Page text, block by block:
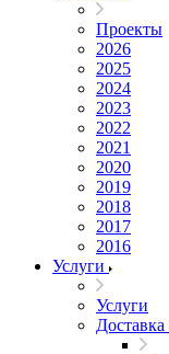
Проекты
2026
2025
2024
2023
2022
2021
2020
2019
2018
2017
2016
Услуги
Услуги
Доставка